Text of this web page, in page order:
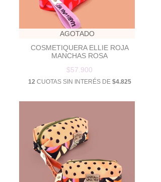
AGOTADO
COSMETIQUERA ELLIE ROJA
MANCHAS ROSA
$57.900
12CUOTAS SIN INTERÉS DE $4.825